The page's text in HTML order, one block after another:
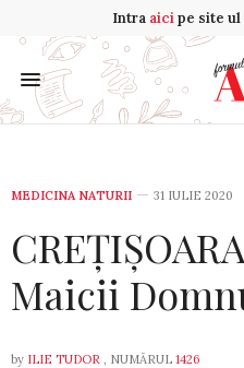
Intra aicipe site ul
MEDICINA NATURII 31 IULIE 2020
Maicii
by ILIE TUDOR , NUMĂRUL 1426